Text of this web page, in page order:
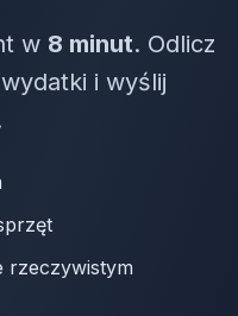
w 8 minut. Odlicz
i wyślij
rzeczywistym